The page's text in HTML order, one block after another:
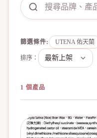
篩選條件: UTENA 佑天蘭
排序：
1 個產品